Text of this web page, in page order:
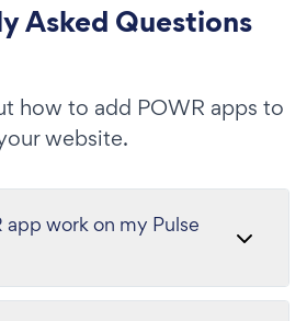
Asked Questions
how to add POWR apps to
website.
app work on my Pulse